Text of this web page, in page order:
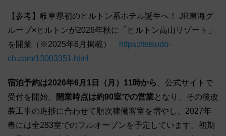
【参考】岐阜県初のヒルトン系ホテル誕生へ！ JR東海グ
ループ×ヒルトンが2026年秋に「ヒルトン高山リゾート」
を開業（※2025年6月掲載）
https://tetsudo-
ch.com/13003351.html
宿泊予約は2026年6月1日（月）11時から
、公式サイトで
受付を開始。
開業時点は約90室での営業となり、その後改
装工事の進捗に合わせて順次稼働客室を増やし、2027年
春には全283室でのフルオープンを予定しています。初期